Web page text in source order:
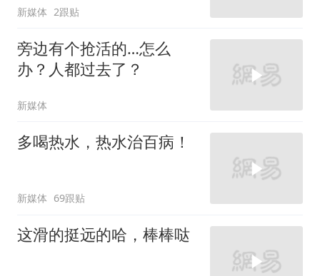
新媒体 2跟贴
旁边有个抢活的…怎么
办？人都过去了？
新媒体
多喝热水，热水治百病！
新媒体 69跟贴
这滑的挺远的哈，棒棒哒